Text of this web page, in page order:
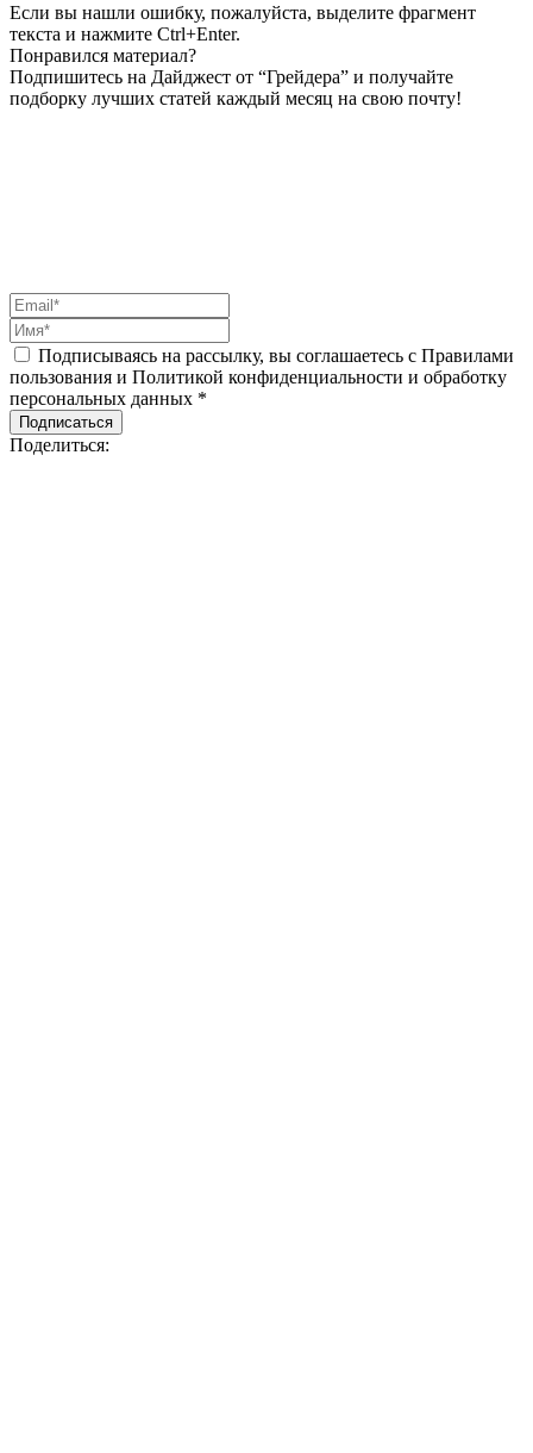
Если вы нашли ошибку, пожалуйста, выделите фрагмент
текста и нажмите Ctrl+Enter.
Понравился материал?
Подпишитесь на Дайджест от “Грейдера” и получайте
подборку лучших статей каждый месяц на свою почту!
Подписываясь на рассылку, вы соглашаетесь с Правилами
пользования и Политикой конфиденциальности и обработку
персональных данных *
Подписаться
Поделиться: